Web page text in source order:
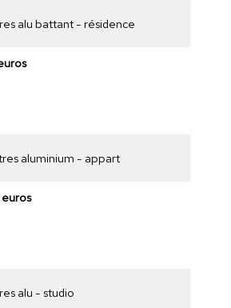
alu battant - résidence
aluminium - appart
euros
alu - studio